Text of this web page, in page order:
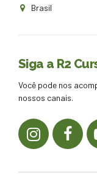
Brasil
Siga a R2
Você pode nos
nossos canais.